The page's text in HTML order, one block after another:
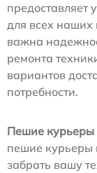
предоставляет
для всех
важна
ремонта
вариантов
потребности.
Пешие курьеры
пешие курьеры
забрать вашу